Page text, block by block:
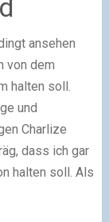
ansehen
von dem
halten soll.
und
Charlize
dass ich gar
halten soll. Als